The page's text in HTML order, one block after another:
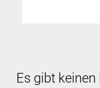
Es gibt